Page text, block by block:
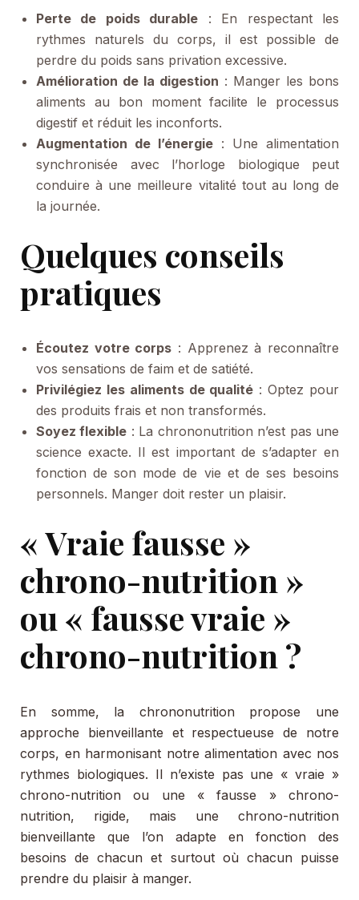
Perte de poids durable : En respectant les
rythmes naturels du corps, il est possible de
perdre du poids sans privation excessive.
Amélioration de la digestion : Manger les bons
aliments au bon moment facilite le processus
digestif et réduit les inconforts.
Augmentation de l’énergie : Une alimentation
synchronisée avec l’horloge biologique peut
conduire à une meilleure vitalité tout au long de
la journée.
Quelques conseils
pratiques
Écoutez votre corps : Apprenez à reconnaître
vos sensations de faim et de satiété.
Privilégiez les aliments de qualité : Optez pour
des produits frais et non transformés.
Soyez flexible : La chrononutrition n’est pas une
science exacte. Il est important de s’adapter en
fonction de son mode de vie et de ses besoins
personnels. Manger doit rester un plaisir.
« Vraie fausse »
chrono-nutrition »
ou « fausse vraie »
chrono-nutrition ?
En somme, la chrononutrition propose une
approche bienveillante et respectueuse de notre
corps, en harmonisant notre alimentation avec nos
rythmes biologiques. Il n’existe pas une « vraie »
chrono-nutrition ou une « fausse » chrono-
nutrition, rigide, mais une chrono-nutrition
bienveillante que l’on adapte en fonction des
besoins de chacun et surtout où chacun puisse
prendre du plaisir à manger.